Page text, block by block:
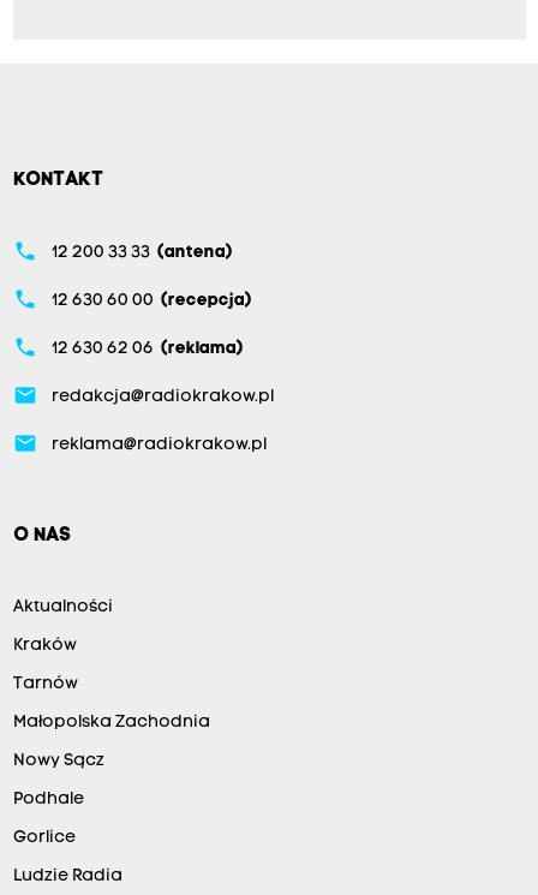
KONTAKT
phone 12 200 33 33 (antena)
phone 12 630 60 00 (recepcja)
phone 12 630 62 06 (reklama)
email redakcja@radiokrakow.pl
email reklama@radiokrakow.pl
O NAS
Aktualności
Kraków
Tarnów
Małopolska Zachodnia
Nowy Sącz
Podhale
Gorlice
Ludzie Radia